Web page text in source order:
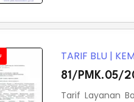
TARIF BLU |
81/PMK.05/
Tarif Layanan